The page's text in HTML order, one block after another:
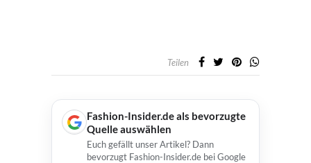
Teilen
Fashion-Insider.de als bevorzugte
Quelle auswählen
Euch gefällt unser Artikel? Dann
bevorzugt Fashion-Insider.de bei Google